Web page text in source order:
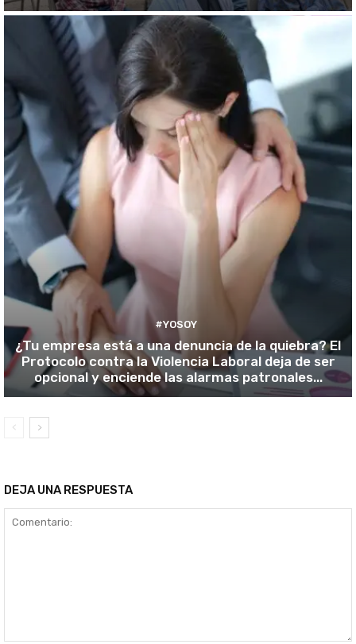
#YOSOY
¿Tu empresa está a una denuncia de la quiebra? El
Protocolo contra la Violencia Laboral deja de ser
opcional y enciende las alarmas patronales...
DEJA UNA RESPUESTA